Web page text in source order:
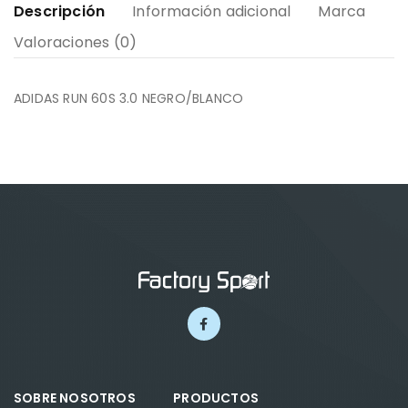
Descripción Información adicional
Marca
Valoraciones (0)
ADIDAS RUN 60S 3.0 NEGRO/BLANCO
SOBRE NOSOTROS PRODUCTOS